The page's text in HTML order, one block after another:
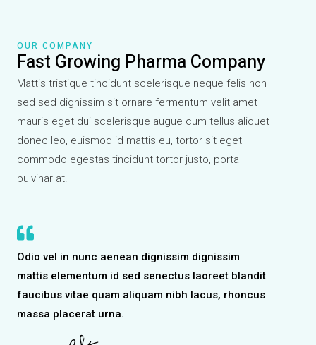
OUR COMPANY
Fast Growing Pharma Company
Mattis tristique tincidunt scelerisque neque felis non
sed sed dignissim sit ornare fermentum velit amet
mauris eget dui scelerisque augue cum tellus aliquet
donec leo, euismod id mattis eu, tortor sit eget
commodo egestas tincidunt tortor justo, porta
pulvinar at.
Odio vel in nunc aenean dignissim dignissim
mattis elementum id sed senectus laoreet blandit
faucibus vitae quam aliquam nibh lacus, rhoncus
massa placerat urna.